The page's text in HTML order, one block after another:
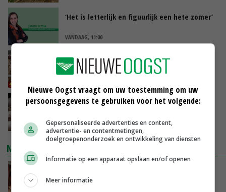
‘Het is letterlijk en figuurlijk een hete zomer’
VANDAAG, 11:00
Argentinië hervat export van pluimveevlees
naar EU
Plotselinge prijsstijging geeft varkensmarkt
VANDAAG, 10:02
NIEUWSTE VIDEO'S
tijdens stage’
Nieuwe Oogst vraagt om uw toestemming om uw
persoonsgegevens te gebruiken voor het volgende:
Gepersonaliseerde advertenties en content,
advertentie- en contentmetingen,
doelgroepenonderzoek en ontwikkeling van diensten
Informatie op een apparaat opslaan en/of openen
Meer informatie